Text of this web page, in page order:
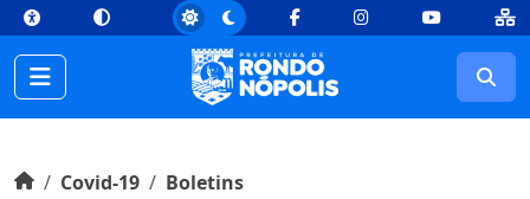
topConteúdo [1] Menu Principal [2] Busca [3] Rodapé [4]
FacebookInstagramYoutube
Início do conteúdo
InícioCovid-19
Boletins